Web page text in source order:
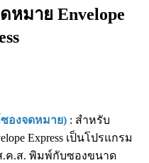
มาย Envelope
ซองจดหมาย) : สำหรับ
Express เป็นโปรแกรม
ค.ส. พิมพ์กับซองขนาด